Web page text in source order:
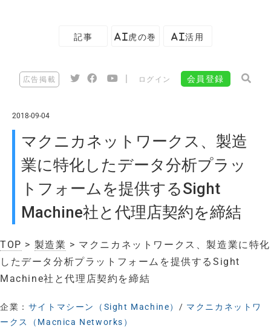
記事 AI虎の巻 AI活用
広告掲載 ログイン 会員登録
2018-09-04
マクニカネットワークス、製造
業に特化したデータ分析プラッ
トフォームを提供するSight
Machine社と代理店契約を締結
TOP > 製造業 > マクニカネットワークス、製造業に特化
したデータ分析プラットフォームを提供するSight
Machine社と代理店契約を締結
企業： サイトマシーン（Sight Machine）/ マクニカネットワ
ークス（Macnica Networks）